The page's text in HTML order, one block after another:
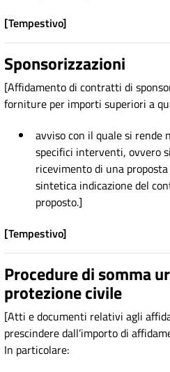
[Tempestivo]
Sponsorizzazioni
[Affidamento di contratti di
forniture per importi superiori a
avviso con il quale si rende
specifici interventi, ovvero
ricevimento di una
sintetica indicazione del
proposto.]
[Tempestivo]
Procedure di somma
protezione civile
[Atti e documenti relativi agli
prescindere dall’importo di
In particolare: